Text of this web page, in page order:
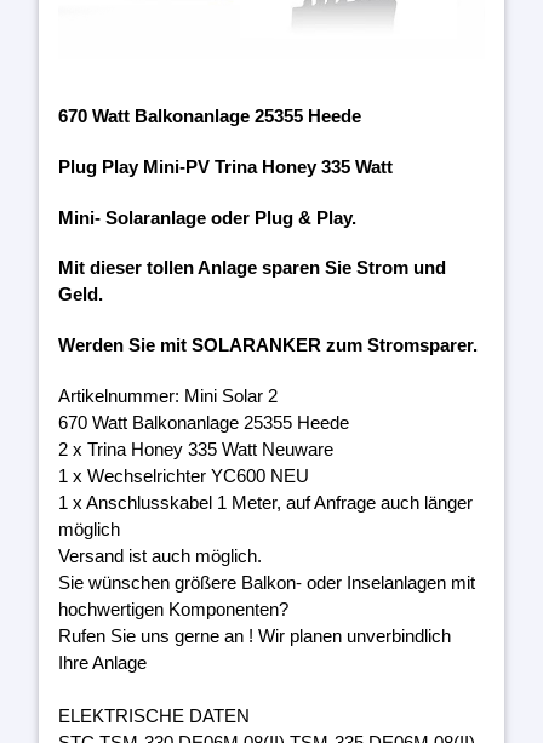
670 Watt Balkonanlage 25355 Heede
Plug Play Mini-PV Trina Honey 335 Watt
Mini- Solaranlage oder Plug & Play.
Mit dieser tollen Anlage sparen Sie Strom und
Geld.
Werden Sie mit SOLARANKER zum Stromsparer.
Artikelnummer: Mini Solar 2
670 Watt Balkonanlage 25355 Heede
2 x Trina Honey 335 Watt Neuware
1 x Wechselrichter YC600 NEU
1 x Anschlusskabel 1 Meter, auf Anfrage auch länger
möglich
Versand ist auch möglich.
Sie wünschen größere Balkon- oder Inselanlagen mit
hochwertigen Komponenten?
Rufen Sie uns gerne an ! Wir planen unverbindlich
Ihre Anlage
ELEKTRISCHE DATEN